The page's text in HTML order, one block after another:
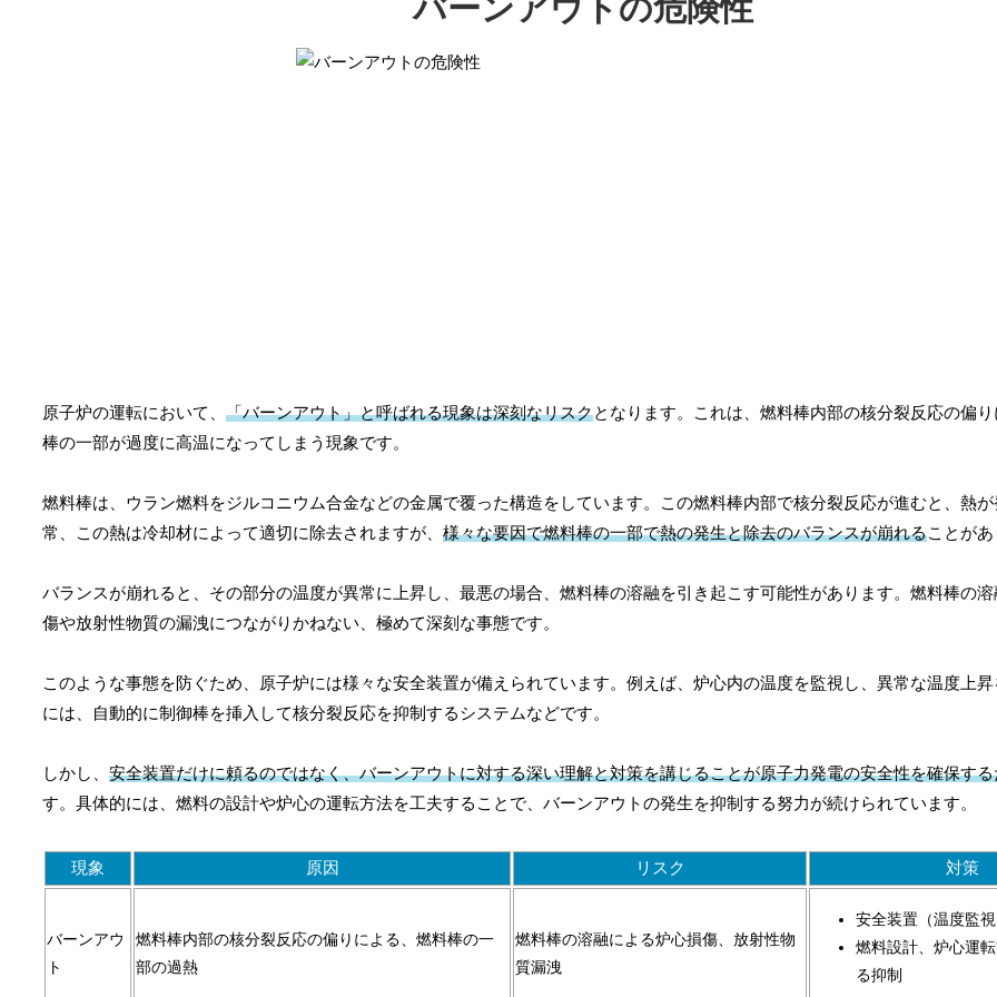
バーンアウトの危険性
原子炉の運転において、 「バーンアウト」と呼ばれる現象は深刻なリスクとなります。これは、燃料棒内部の核分裂反応の偏
棒の一部が過度に高温になってしまう現象です。
燃料棒は、ウラン燃料をジルコニウム合金などの金属で覆った構造をしています。この燃料棒内部で核分裂反応が進むと、熱
常、この熱は冷却材によって適切に除去されますが、 様々な要因で燃料棒の一部で熱の発生と除去のバランスが崩れることがあ
バランスが崩れると、その部分の温度が異常に上昇し、最悪の場合、燃料棒の溶融を引き起こす可能性があります。燃料棒の
傷や放射性物質の漏洩につながりかねない、極めて深刻な事態です。
このような事態を防ぐため、原子炉には様々な安全装置が備えられています。例えば、炉心内の温度を監視し、異常な温度上
には、自動的に制御棒を挿入して核分裂反応を抑制するシステムなどです。
しかし、 安全装置だけに頼るのではなく、バーンアウトに対する深い理解と対策を講じることが原子力発電の安全性を確保す
す。具体的には、燃料の設計や炉心の運転方法を工夫することで、バーンアウトの発生を抑制する努力が続けられています。
現象 原因 リスク 対策
バーンアウ
ト
燃料棒内部の核分裂反応の偏りによる、燃料棒の一
部の過熱
燃料棒の溶融による炉心損傷、放射性物
質漏洩
安全装置（温度監視
燃料設計、炉心運
る抑制